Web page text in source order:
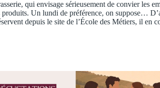
qui envisage sérieusement de convier les
Un lundi de préférence, on suppose…
depuis le site de l’École des Métiers, il en